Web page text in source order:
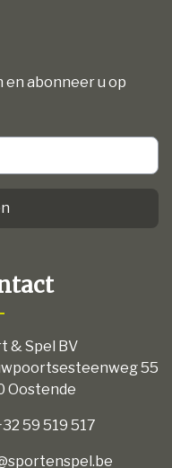
en abonneer u op
& Spel BV
55
Oostende
59 519 517